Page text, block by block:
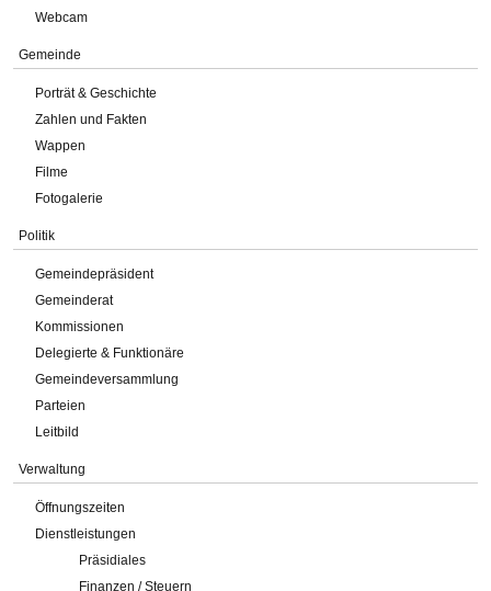
Webcam
Gemeinde
Porträt & Geschichte
Zahlen und Fakten
Wappen
Filme
Fotogalerie
Politik
Gemeindepräsident
Gemeinderat
Kommissionen
Delegierte & Funktionäre
Gemeindeversammlung
Parteien
Leitbild
Verwaltung
Öffnungszeiten
Dienstleistungen
Präsidiales
Finanzen / Steuern